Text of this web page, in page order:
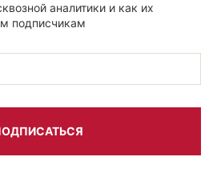
аналитики и как их
подписчикам